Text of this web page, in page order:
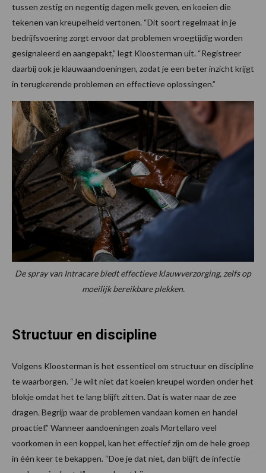
tussen zestig en negentig dagen melk geven, en koeien die
tekenen van kreupelheid vertonen. “Dit soort regelmaat in je
bedrijfsvoering zorgt ervoor dat problemen vroegtijdig worden
gesignaleerd en aangepakt,” legt Kloosterman uit. “Registreer
daarbij ook je klauwaandoeningen, zodat je een beter inzicht krijgt
in terugkerende problemen en effectieve oplossingen.”
De spray van Intracare biedt effectieve klauwverzorging, zelfs op
moeilijk bereikbare plekken.
Structuur en discipline
Volgens Kloosterman is het essentieel om structuur en discipline
te waarborgen. “Je wilt niet dat koeien kreupel worden onder het
blokje omdat het te lang blijft zitten. Dat is water naar de zee
dragen. Begrijp waar de problemen vandaan komen en handel
proactief.” Wanneer aandoeningen zoals Mortellaro veel
voorkomen in een koppel, kan het effectief zijn om de hele groep
in één keer te bekappen. “Doe je dat niet, dan blijft de infectie